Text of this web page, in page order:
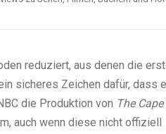
reduziert, aus denen die
sicheres Zeichen dafür, dass
die Produktion von The Cape
auch wenn diese nicht offiziell